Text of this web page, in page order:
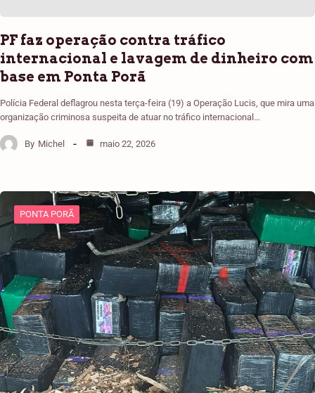
PF faz operação contra tráfico
internacional e lavagem de dinheiro com
base em Ponta Porã
Polícia Federal deflagrou nesta terça-feira (19) a Operação Lucis, que mira uma
organização criminosa suspeita de atuar no tráfico internacional…
By Michel maio 22, 2026
PONTA PORÃ